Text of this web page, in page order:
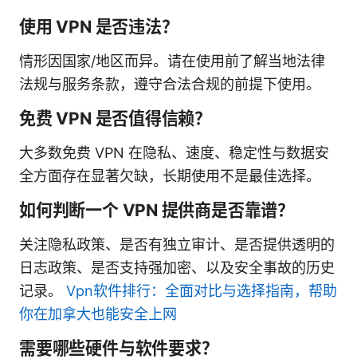
使用 VPN 是否违法？
情形因国家/地区而异。请在使用前了解当地法律
法规与服务条款，遵守合法合规的前提下使用。
免费 VPN 是否值得信赖？
大多数免费 VPN 在隐私、速度、稳定性与数据安
全方面存在显著欠缺，长期使用不是最佳选择。
如何判断一个 VPN 提供商是否靠谱？
关注隐私政策、是否有独立审计、是否提供透明的
日志政策、是否支持强加密、以及安全事故的历史
记录。 Vpn软件排行：全面对比与选择指南，帮助
你在加拿大也能安全上网
需要哪些硬件与软件要求？